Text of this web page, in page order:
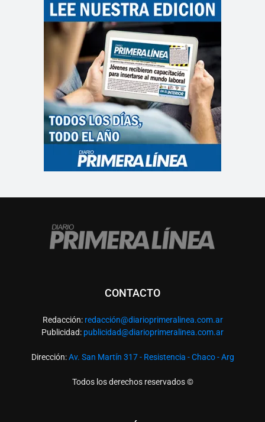
CONTACTO
Redacción: redacción@diarioprimeralinea.com.ar
Publicidad: publicidad@diarioprimeralinea.com.ar
Dirección:Av. San Martín 317 - Resistencia - Chaco - Arg
Todos los derechos reservados ©